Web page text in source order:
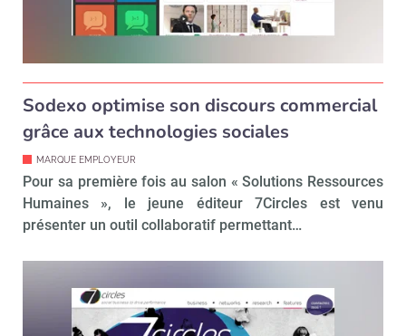
Sodexo optimise son discours commercial
grâce aux technologies sociales
MARQUE EMPLOYEUR
Pour sa première fois au salon « Solutions Ressources
Humaines », le jeune éditeur 7Circles est venu
présenter un outil collaboratif permettant…